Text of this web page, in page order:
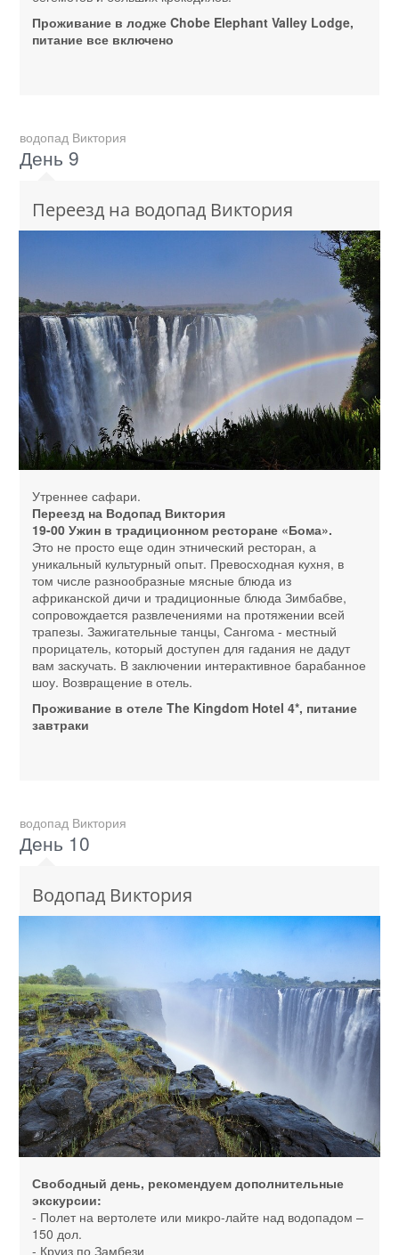
Проживание в лодже Chobe Elephant Valley Lodge,
питание все включено
водопад Виктория
День 9
Переезд на водопад Виктория
Утреннее сафари.
Переезд на Водопад Виктория
19-00 Ужин в традиционном ресторане «Бома».
Это не просто еще один этнический ресторан, а
уникальный культурный опыт. Превосходная кухня, в
том числе разнообразные мясные блюда из
африканской дичи и традиционные блюда Зимбабве,
сопровождается развлечениями на протяжении всей
трапезы. Зажигательные танцы, Сангома - местный
прорицатель, который доступен для гадания не дадут
вам заскучать. В заключении интерактивное барабанное
шоу. Возвращение в отель.
Проживание в отеле The Kingdom Hotel 4*, питание
завтраки
водопад Виктория
День 10
Водопад Виктория
Свободный день, рекомендуем дополнительные
экскурсии:
- Полет на вертолете или микро-лайте над водопадом –
150 дол.
- Круиз по Замбези